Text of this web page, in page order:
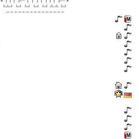
╚╩╝ ╚╝ ╚╝ ╚╝ ╚╝ ╩ ╩ ╚╝
-=-=-=-=-=-=-=-=-=-=-=-=-=-=-=